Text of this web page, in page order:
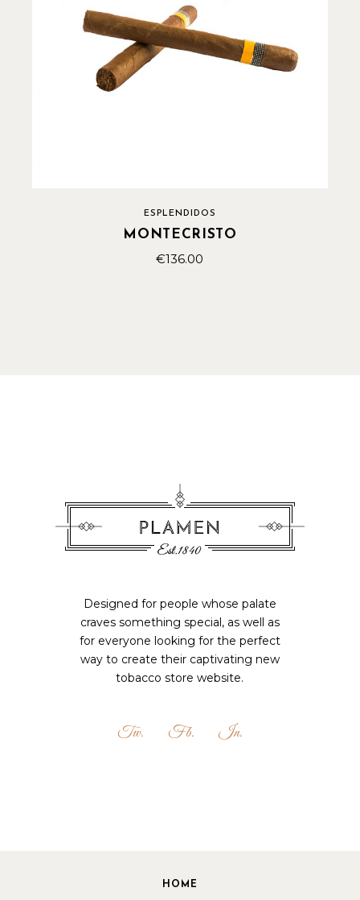
ESPLENDIDOS
MONTECRISTO
€136.00
Designed for people whose palate
craves something special, as well as
for everyone looking for the perfect
way to create their captivating new
tobacco store website.
Tw. Fb. In.
HOME